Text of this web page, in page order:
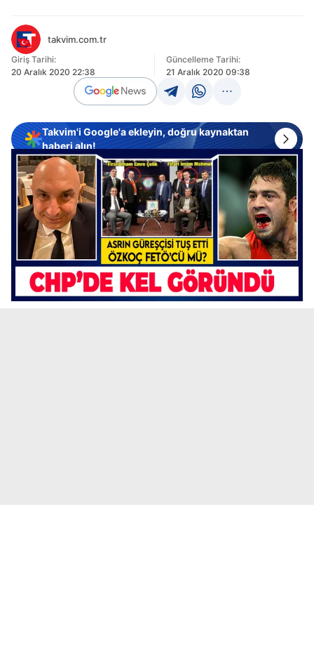
takvim.com.tr
Giriş Tarihi:
20 Aralık 2020 22:38
Güncelleme Tarihi:
21 Aralık 2020 09:38
Takvim'i Google'a ekleyin, doğru kaynaktan
haberi alın!